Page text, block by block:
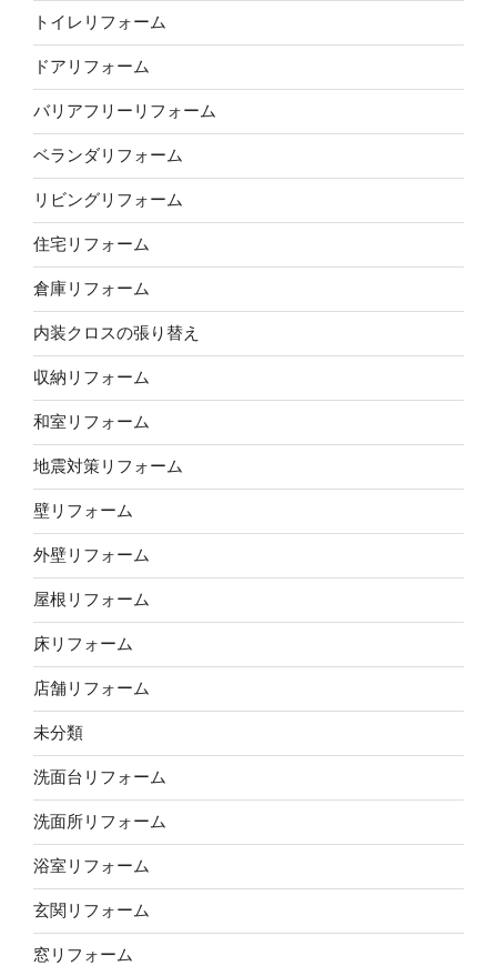
トイレリフォーム
ドアリフォーム
バリアフリーリフォーム
ベランダリフォーム
リビングリフォーム
住宅リフォーム
倉庫リフォーム
内装クロスの張り替え
収納リフォーム
和室リフォーム
地震対策リフォーム
壁リフォーム
外壁リフォーム
屋根リフォーム
床リフォーム
店舗リフォーム
未分類
洗面台リフォーム
洗面所リフォーム
浴室リフォーム
玄関リフォーム
窓リフォーム